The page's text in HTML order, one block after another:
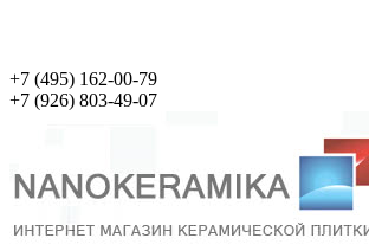
+7 (495) 162-00-79
+7 (926) 803-49-07